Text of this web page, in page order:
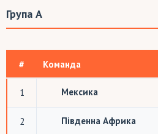
Група A
# Команда
1 Мексика
2 Південна Африка